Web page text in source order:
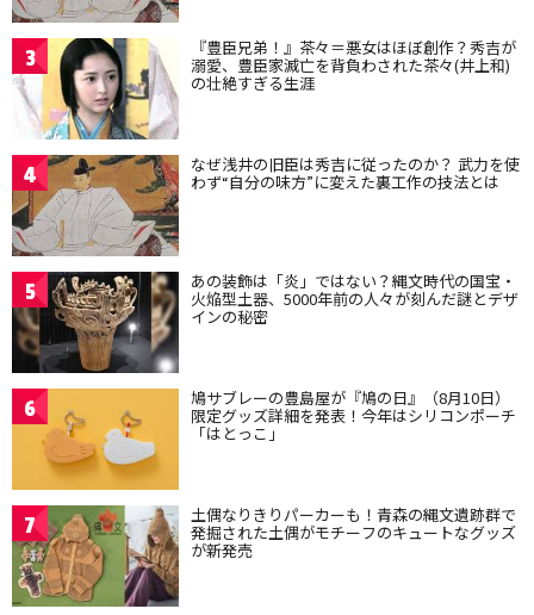
3 『豊臣兄弟！』茶々＝悪女はほぼ創作？秀吉が
溺愛、豊臣家滅亡を背負わされた茶々(井上和)
の壮絶すぎる生涯
4 なぜ浅井の旧臣は秀吉に従ったのか？ 武力を使
わず“自分の味方”に変えた裏工作の技法とは
5 あの装飾は「炎」ではない？縄文時代の国宝・
火焔型土器、5000年前の人々が刻んだ謎とデザ
インの秘密
6 鳩サブレーの豊島屋が『鳩の日』（8月10日）
限定グッズ詳細を発表！今年はシリコンポーチ
「はとっこ」
7 土偶なりきりパーカーも！青森の縄文遺跡群で
発掘された土偶がモチーフのキュートなグッズ
が新発売